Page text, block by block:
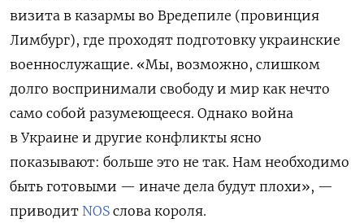
визита в казармы во Вредепиле (провинция
Лимбург), где проходят подготовку украинские
военнослужащие. «Мы, возможно, слишком
долго воспринимали свободу и мир как нечто
само собой разумеющееся. Однако война
в Украине и другие конфликты ясно
показывают: больше это не так. Нам необходимо
быть готовыми — иначе дела будут плохи», —
приводит NOS слова короля.